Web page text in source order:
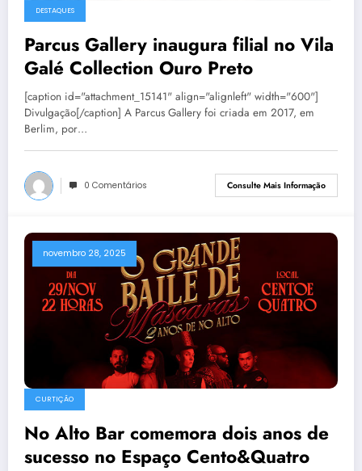
DESTAQUES
Parcus Gallery inaugura filial no Vila
Galé Collection Ouro Preto
[caption id="attachment_15141" align="alignleft" width="600"]
Divulgação[/caption] A Parcus Gallery foi criada em 2017, em
Berlim, por…
0 Comentários Consulte Mais Informação
novembro 28, 2025
CURTIÇÃO
No Alto Bar comemora dois anos de
sucesso no Espaço Cento&Quatro